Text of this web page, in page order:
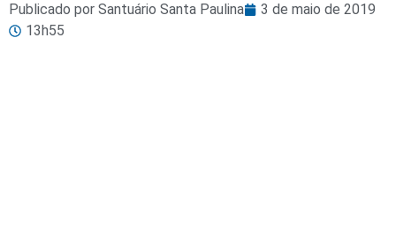
Publicado por Santuário Santa Paulina
3 de maio de 2019
13h55